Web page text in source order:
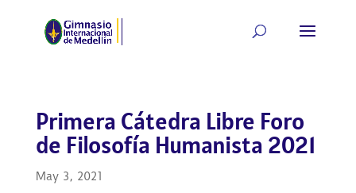
Primera Cátedra Libre Foro
de Filosofía Humanista 2021
May 3, 2021